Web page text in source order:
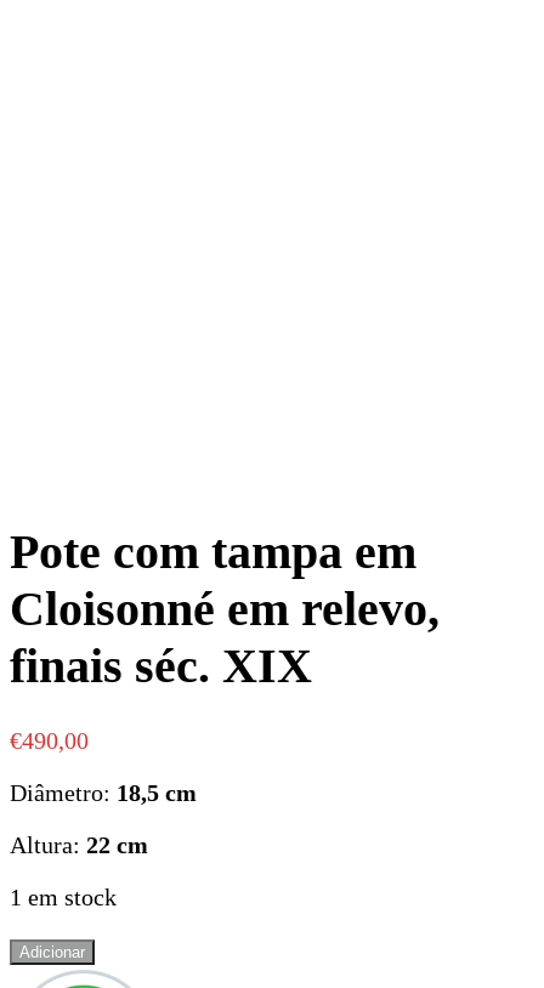
Pote com tampa em
Cloisonné em relevo,
finais séc. XIX
€490,00
Diâmetro: 18,5 cm
Altura: 22 cm
1 em stock
Quantidade
Adicionar